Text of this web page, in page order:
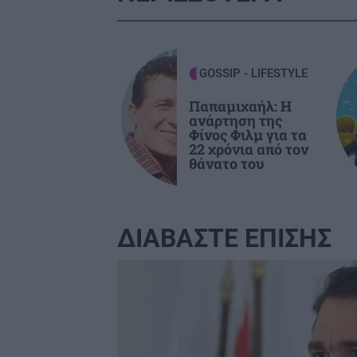
ΠΟΛΙΤΙΚΗ
Τσουκαλάς: Επικίνδυνο κοκτέιλ για
υποχωρητικότητα της κυβέρνησης
ΕΛΛΑΔΑ
Εγκλωβισμένοι στην "κόλαση" της
Λασκαράκη: Διακοπές στο Ρέθυμνο
GOSSIP - LIFESTYLE
Παπαμιχαήλ: Η
ανάρτηση της
Φίνος Φιλμ για τα
22 χρόνια από τον
θάνατο του
ΔΙΑΒΑΣΤΕ ΕΠΙΣΗΣ